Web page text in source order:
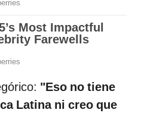
"Eso no tiene
Latina ni creo que